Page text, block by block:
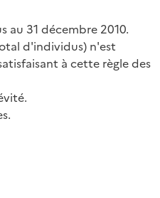
au 31 décembre 2010.
d'individus) n'est
à cette règle des